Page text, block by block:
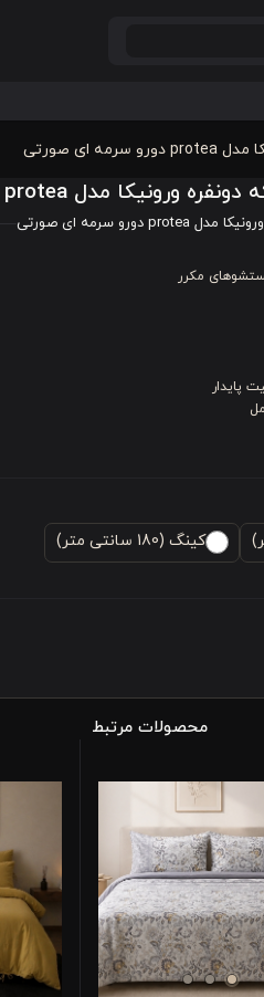
مکرر
پایدار
کینگ (180 سانتی متر)
محصولات مرتبط